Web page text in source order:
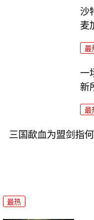
沙
麦
最
一
新
最
三国歃血为盟剑指
最热